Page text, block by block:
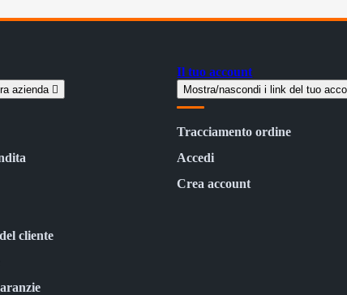
azienda 
cliente
Il tuo account
Mostra/nascondi i link del tuo
Tracciamento ordine
Accedi
Crea account